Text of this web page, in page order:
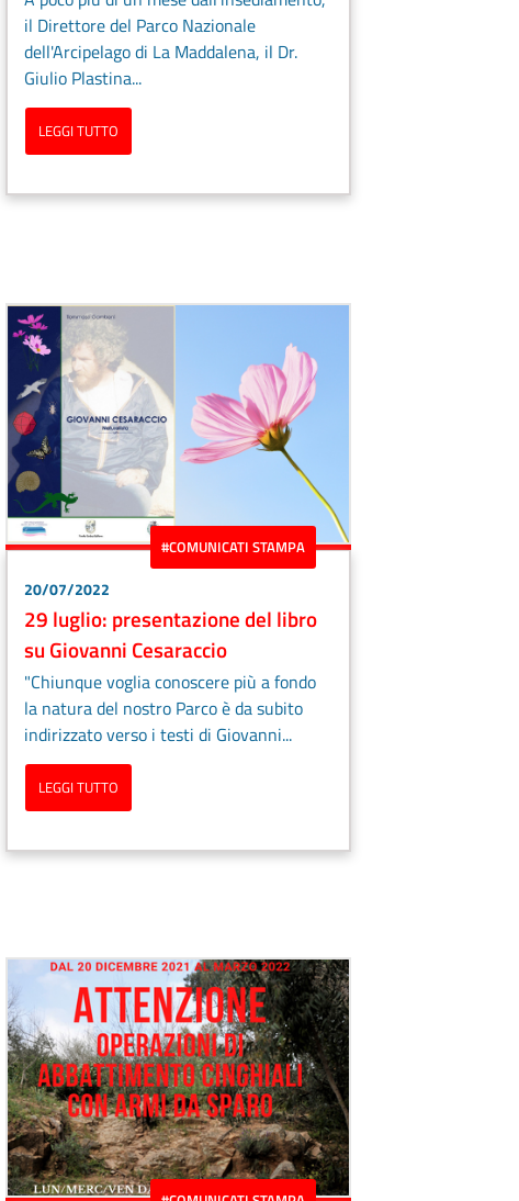
il Direttore del Parco Nazionale
dell'Arcipelago di La Maddalena, il Dr.
Giulio Plastina...
LEGGI TUTTO
#COMUNICATI STAMPA
20/07/2022
29 luglio: presentazione del libro
su Giovanni Cesaraccio
"Chiunque voglia conoscere più a fondo
la natura del nostro Parco è da subito
indirizzato verso i testi di Giovanni...
LEGGI TUTTO